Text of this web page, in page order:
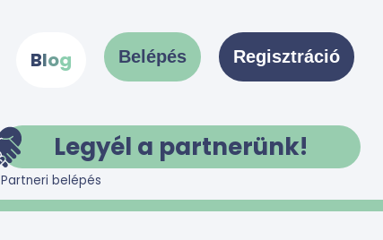
Blog Belépés Regisztráció
Legyél a partnerünk!
Partneri belépés